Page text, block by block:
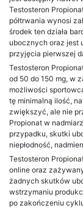
Testosteron
półtrwania wynosi
środek ten działa
ubocznych oraz jest
przyjęcia pierwszej
Testosteron
od 50 do 150 mg, w
możliwości
tę minimalną ilość,
zwiększyć, ale nie
Propionat w
przypadku, skutki
niepłodność,
Testosteron
online oraz
żadnych skutków
wstrzymaniu
po zakończeniu